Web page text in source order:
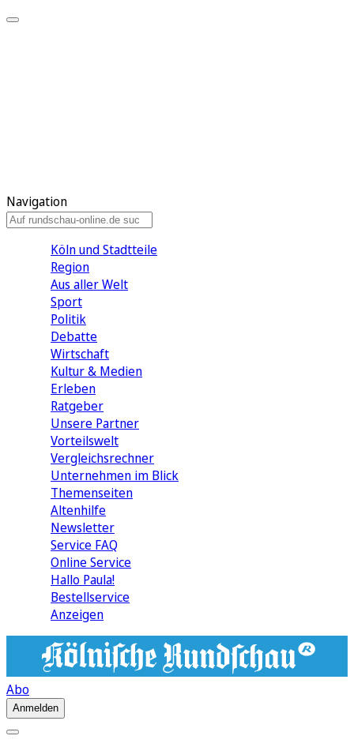
Navigation
Köln und Stadtteile
Region
Aus aller Welt
Sport
Politik
Debatte
Wirtschaft
Kultur & Medien
Erleben
Ratgeber
Unsere Partner
Vorteilswelt
Vergleichsrechner
Unternehmen im Blick
Themenseiten
Altenhilfe
Newsletter
Service FAQ
Online Service
Hallo Paula!
Bestellservice
Anzeigen
Abo
Anmelden